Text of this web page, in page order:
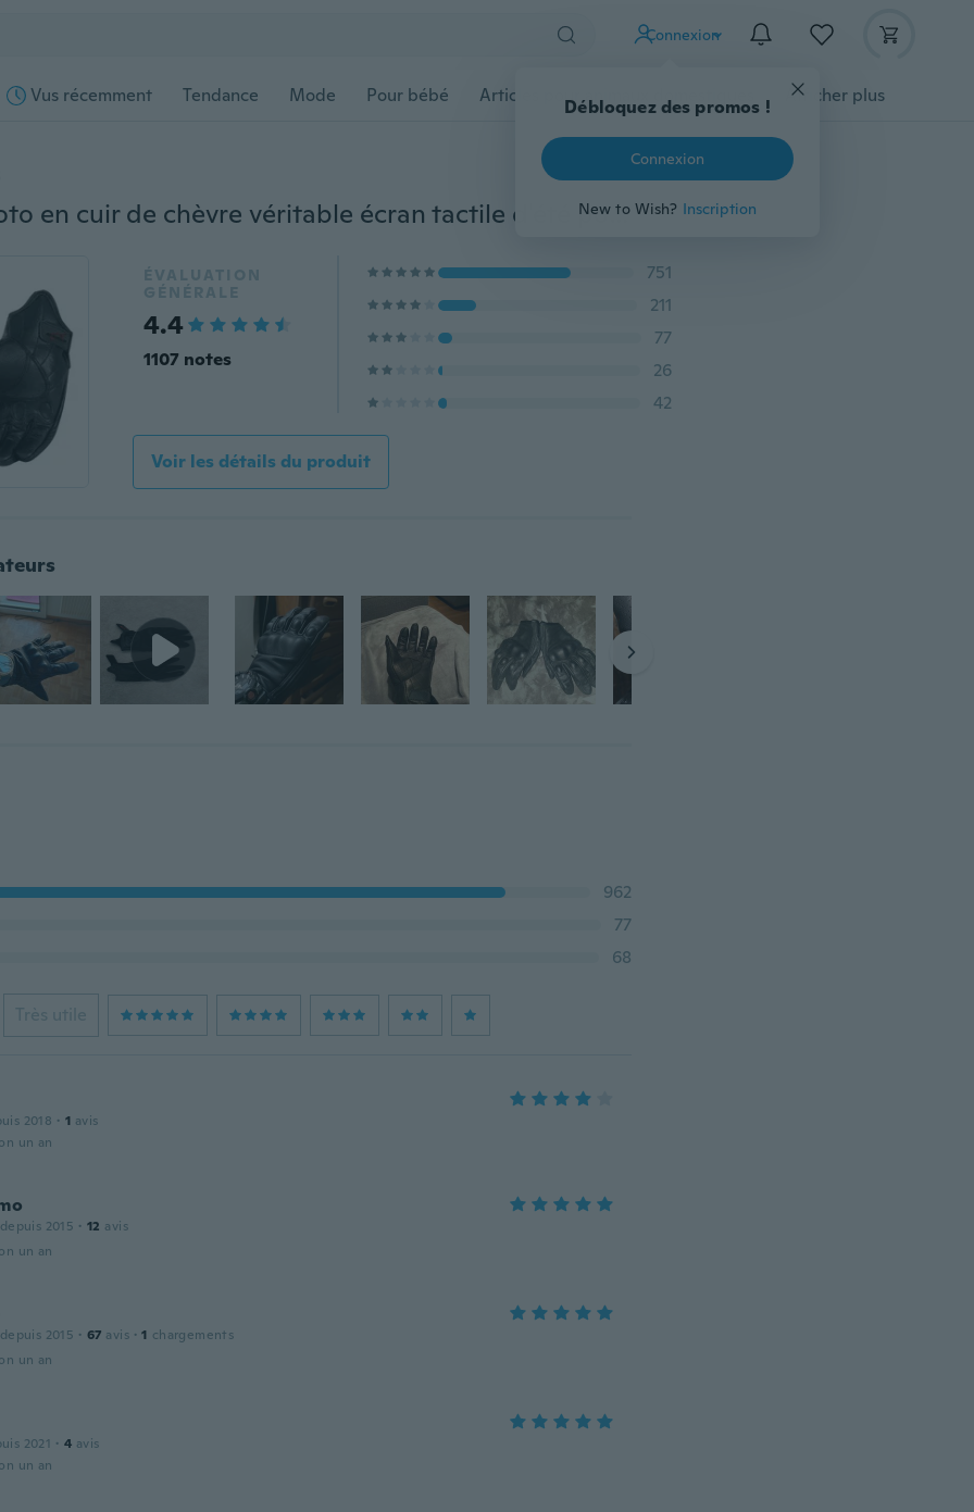
Connexion
Débloquez des promos !
Connexion
New to Wish? Inscription
Vus récemment Tendance Mode Pour bébé Articles pour animaux domestiques Afficher plus
Gants de moto en cuir de chèvre véritable écran tactile d'été pour hommes cyclisme Racing Glove S M L XL XXL noir
ÉVALUATION
GÉNÉRALE
4.4
1107 notes
751
211
77
26
42
Voir les détails du produit
962
77
68
Très utile
2018 · 1 avis
un an
2015 · 12 avis
un an
2015 · 67 avis · 1 chargements
un an
2021 · 4 avis
un an